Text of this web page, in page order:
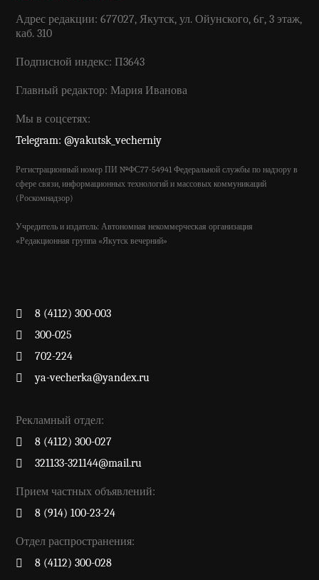
Адрес редакции: 677027, Якутск, ул. Ойунского, 6г, 3 этаж,
каб. 310
Подписной индекс: П3643
Главный редактор: Мария Иванова
Мы в соцсетях:
Telegram: @yakutsk_vecherniy
Регистрационный номер ПИ №ФС77-54941 Федеральной службы по надзору в
сфере связи, информационных технологий и массовых коммуникаций
(Роскомнадзор)
Учредитель и издатель: Автономная некоммерческая организация
«Редакционная группа «Якутск вечерний»
8 (4112) 300-003
300-025
702-224
ya-vecherka@yandex.ru
Рекламный отдел:
8 (4112) 300-027
321133-321144@mail.ru
Прием частных объявлений:
8 (914) 100-23-24
Отдел распространения:
8 (4112) 300-028